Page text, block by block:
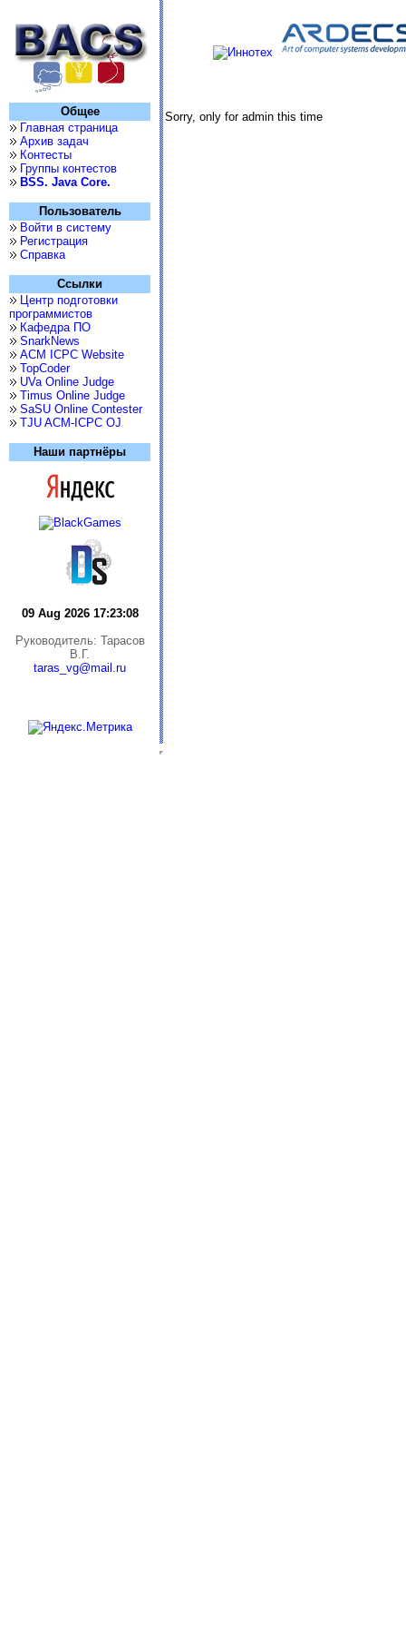
Общее
Главная страница
Архив задач
Контесты
Группы контестов
BSS. Java Core.
Пользователь
Войти в систему
Регистрация
Справка
Ссылки
Центр подготовки
программистов
Кафедра ПО
SnarkNews
ACM ICPC Website
TopCoder
UVa Online Judge
Timus Online Judge
SaSU Online Contester
TJU ACM-ICPC OJ
Наши партнёры
09 Aug 2026 17:23:08
Руководитель: Тарасов
В.Г.
taras_vg@mail.ru
Sorry, only for admin this time